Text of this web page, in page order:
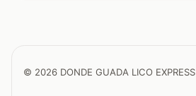
© 2026 DONDE GUADA LICO EXPRESS